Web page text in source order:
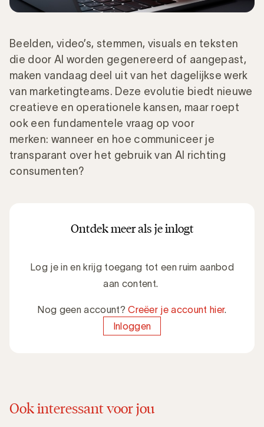
Beelden, video’s, stemmen, visuals en teksten
die door AI worden gegenereerd of aangepast,
maken vandaag deel uit van het dagelijkse werk
van marketingteams. Deze evolutie biedt nieuwe
creatieve en operationele kansen, maar roept
ook een fundamentele vraag op voor
merken: wanneer en hoe communiceer je
transparant over het gebruik van AI richting
consumenten?
Ontdek meer als je inlogt
Log je in en krijg toegang tot een ruim aanbod
aan content.
Nog geen account?Creëer je account hier.
Inloggen
Ook interessant voor jou